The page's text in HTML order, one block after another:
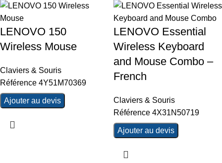
LENOVO 150
Wireless Mouse
Claviers & Souris
Référence 4Y51M70369
Ajouter au devis
LENOVO Essential
Wireless Keyboard
and Mouse Combo –
French
Claviers & Souris
Référence 4X31N50719
Ajouter au devis